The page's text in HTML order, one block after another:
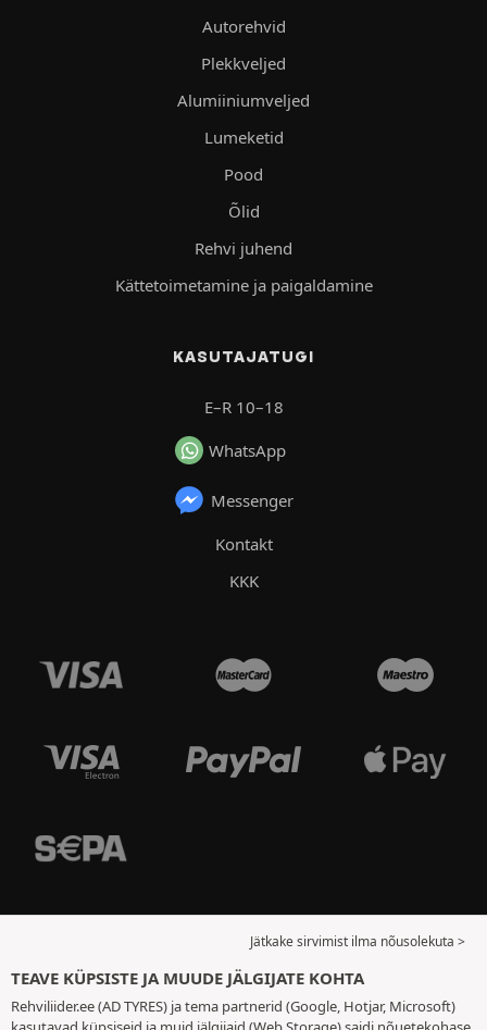
Autorehvid
Plekkveljed
Alumiiniumveljed
Lumeketid
Pood
Õlid
Rehvi juhend
Kättetoimetamine ja paigaldamine
KASUTAJATUGI
E–R 10–18
WhatsApp
Messenger
Kontakt
KKK
Jätkake sirvimist ilma nõusolekuta >
TEAVE KÜPSISTE JA MUUDE JÄLGIJATE KOHTA
Rehviliider.ee (AD TYRES) ja tema partnerid (Google, Hotjar, Microsoft)